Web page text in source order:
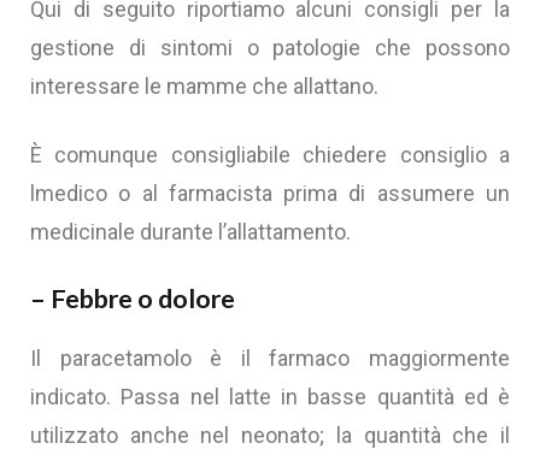
Qui di seguito riportiamo alcuni consigli per la
gestione di sintomi o patologie che possono
interessare le mamme che allattano.
È comunque consigliabile chiedere consiglio a
lmedico o al farmacista prima di assumere un
medicinale durante l’allattamento.
– Febbre o dolore
Il paracetamolo è il farmaco maggiormente
indicato. Passa nel latte in basse quantità ed è
utilizzato anche nel neonato; la quantità che il